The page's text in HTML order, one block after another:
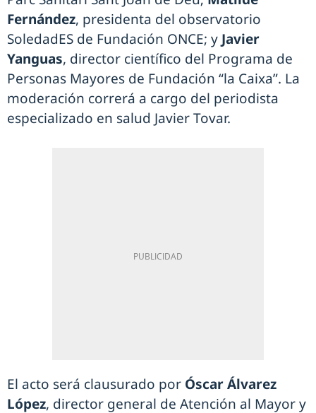
Fernández, presidenta del observatorio
SoledadES de Fundación ONCE; y Javier
Yanguas, director científico del Programa de
Personas Mayores de Fundación “la Caixa”. La
moderación correrá a cargo del periodista
especializado en salud Javier Tovar.
El acto será clausurado por Óscar Álvarez
López, director general de Atención al Mayor y